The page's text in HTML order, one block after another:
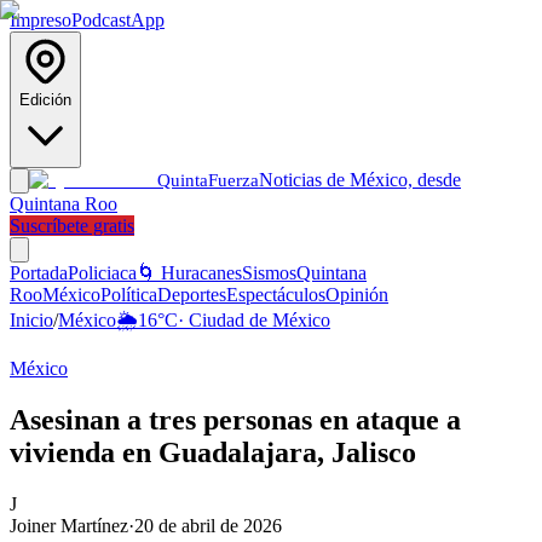
ImpresoPodcastApp
Edición
QuintaFuerzaNoticias de México, desde
Quintana Roo
Suscríbete gratis
PortadaPoliciaca 🌀 HuracanesSismosQuintana
RooMéxicoPolíticaDeportesEspectáculosOpinión
Inicio/México🌦️16°C· Ciudad de México
México
Asesinan a tres personas en ataque a
vivienda en Guadalajara, Jalisco
J
Joiner Martínez·20 de abril de 2026